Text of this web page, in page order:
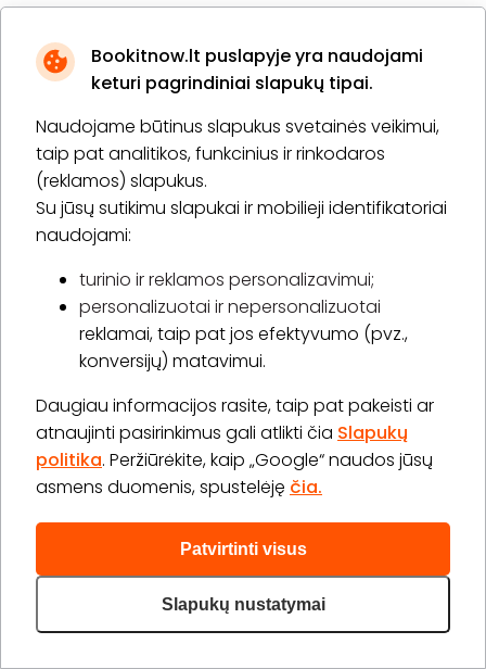
Bookitnow.lt puslapyje yra naudojami
keturi pagrindiniai slapukų tipai.
Naudojame būtinus slapukus svetainės veikimui,
taip pat analitikos, funkcinius ir rinkodaros
(reklamos) slapukus.
Su jūsų sutikimu slapukai ir mobilieji identifikatoriai
naudojami:
turinio ir reklamos personalizavimui;
personalizuotai ir nepersonalizuotai
reklamai, taip pat jos efektyvumo (pvz.,
konversijų) matavimui.
Daugiau informacijos rasite, taip pat pakeisti ar
atnaujinti pasirinkimus gali atlikti čia Slapukų
politika. Peržiūrėkite, kaip „Google“ naudos jūsų
asmens duomenis, spustelėję čia.
Patvirtinti visus
Slapukų nustatymai
Kare grožio salonas
4.6 (52)
Gedvydžių g. 24, Vilnius
Vyrų kirpimas mašinėle ir žirklėmis
30 min.
1 asm.
Plaukų dažymas viena spalva (pusilgiai, iki pečių